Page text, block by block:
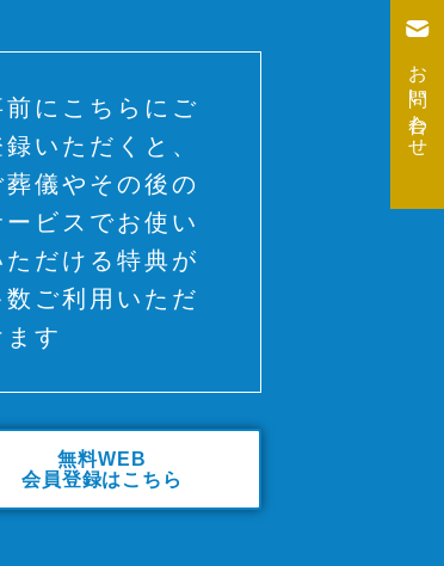
お問い合わせ
前にこちらにご
録いただくと、
葬儀やその後の
ービスでお使い
ただける特典が
数ご利用いただ
ます
無料WEB
会員登録はこちら